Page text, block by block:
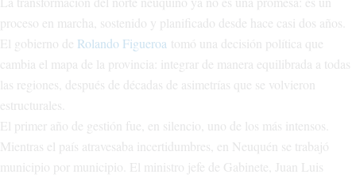
proceso en marcha, sostenido y planificado desde hace casi dos años.
El gobierno de Rolando Figueroa tomó una decisión política que
cambia el mapa de la provincia: integrar de manera equilibrada a todas
las regiones, después de décadas de asimetrías que se volvieron
estructurales.
El primer año de gestión fue, en silencio, uno de los más intensos.
Mientras el país atravesaba incertidumbres, en Neuquén se trabajó
municipio por municipio. El ministro jefe de Gabinete, Juan Luis